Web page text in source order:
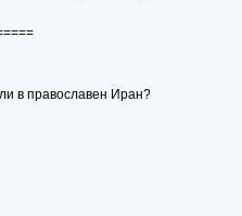
в православен Иран?